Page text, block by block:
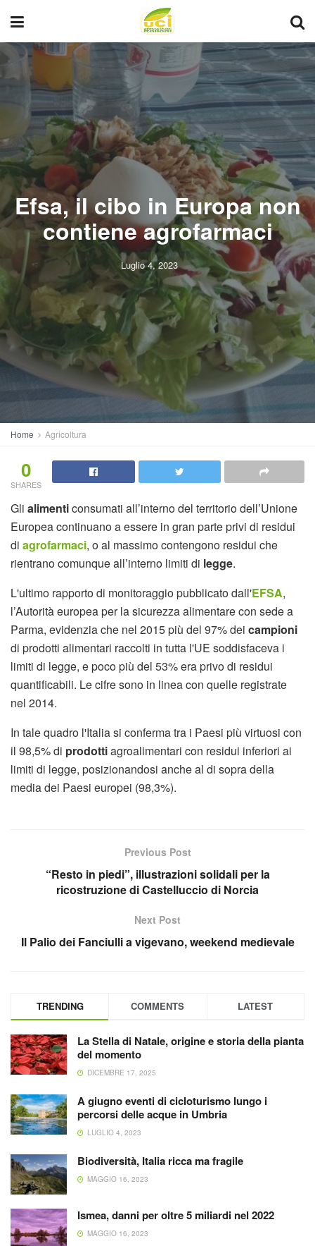
Efsa, il cibo in Europa non
contiene agrofarmaci
Luglio 4, 2023
Home Agricoltura
0
SHARES
Gli alimenticonsumati all’interno del territorio dell’Unione
Europea continuano a essere in gran parte privi di residui
di agrofarmaci, o al massimo contengono residui che
rientrano comunque all’interno limiti di legge.
L'ultimo rapporto di monitoraggio pubblicato dall'EFSA,
l’Autorità europea per la sicurezza alimentare con sede a
Parma, evidenzia che nel 2015 più del 97% dei campioni
di prodotti alimentari raccolti in tutta l'UE soddisfaceva i
limiti di legge, e poco più del 53% era privo di residui
quantificabili. Le cifre sono in linea con quelle registrate
nel 2014.
In tale quadro l'Italia si conferma tra i Paesi più virtuosi con
il 98,5% di prodottiagroalimentari con residui inferiori ai
limiti di legge, posizionandosi anche al di sopra della
media dei Paesi europei (98,3%).
Previous Post
“Resto in piedi”, illustrazioni solidali per la
ricostruzione di Castelluccio di Norcia
Next Post
Il Palio dei Fanciulli a vigevano, weekend medievale
TRENDING COMMENTS LATEST
La Stella di Natale, origine e storia della pianta
del momento
DICEMBRE 17, 2025
A giugno eventi di cicloturismo lungo i
percorsi delle acque in Umbria
LUGLIO 4, 2023
Biodiversità, Italia ricca ma fragile
MAGGIO 16, 2023
Ismea, danni per oltre 5 miliardi nel 2022
MAGGIO 16, 2023